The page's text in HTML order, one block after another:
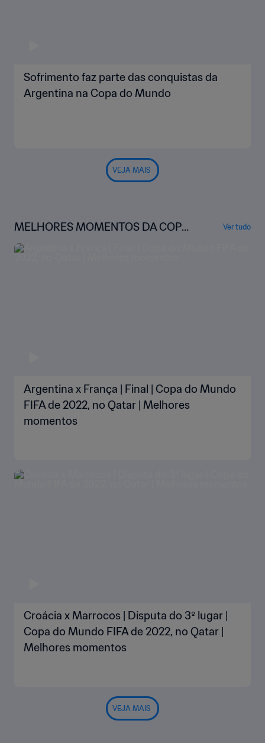
Sofrimento faz parte das conquistas da
Argentina na Copa do Mundo
VEJA MAIS
MELHORES MOMENTOS DA COPA
DO MUNDO
Ver tudo
Argentina x França | Final | Copa do Mundo
FIFA de 2022, no Qatar | Melhores
momentos
Croácia x Marrocos | Disputa do 3º lugar |
Copa do Mundo FIFA de 2022, no Qatar |
Melhores momentos
VEJA MAIS